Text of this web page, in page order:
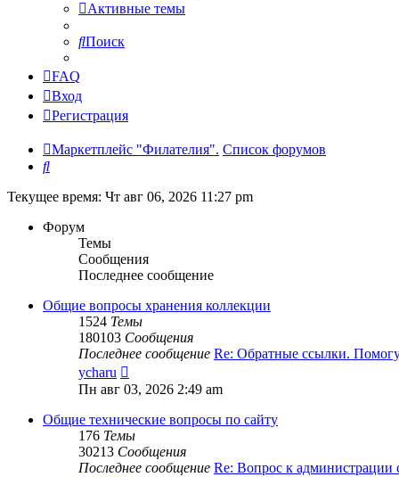
Активные темы
Поиск
FAQ
Вход
Регистрация
Маркетплейс "Филателия". Список форумов
Поиск
Текущее время: Чт авг 06, 2026 11:27 pm
Форум
Темы
Сообщения
Последнее сообщение
Общие вопросы хранения коллекции
1524 Темы
180103 Сообщения
Последнее сообщение Re: Обратные ссылки.
ycharu
к
сообщению
Пн авг 03, 2026 2:49 am
Общие технические вопросы по сайту
176 Темы
30213 Сообщения
Последнее сообщение Re: Вопрос к администрации